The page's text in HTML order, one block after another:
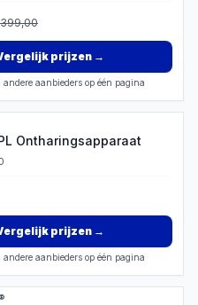
399,00
prijzen→
andere aanbieders op één pagina
Ontharingsapparaat
prijzen→
andere aanbieders op één pagina